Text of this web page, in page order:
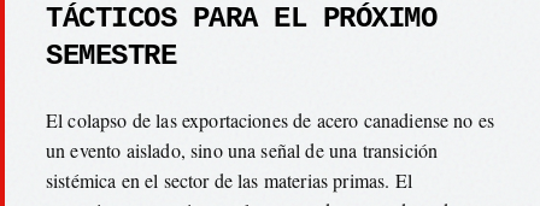
TÁCTICOS PARA EL PRÓXIMO
SEMESTRE
El colapso de las exportaciones de acero canadiense no es
un evento aislado, sino una señal de una transición
sistémica en el sector de las materias primas. El